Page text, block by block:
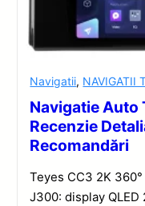
Navigatii, NAVIGATII
Navigatie Auto
Recenzie
Recomandări
Teyes CC3 2K
J300: display